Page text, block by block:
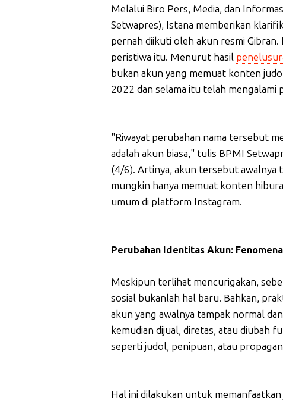
Melalui Biro Pers, Media, dan
Setwapres), Istana memberikan
pernah diikuti oleh akun resmi
peristiwa itu. Menurut hasil
bukan akun yang memuat konten
2022 dan selama itu telah mengalami
"Riwayat perubahan nama tersebut
adalah akun biasa," tulis BPMI
(4/6). Artinya, akun tersebut awalnya
mungkin hanya memuat konten
umum di platform Instagram.
Perubahan Identitas Akun:
Meskipun terlihat mencurigakan,
sosial bukanlah hal baru. Bahkan,
akun yang awalnya tampak normal
kemudian dijual, diretas, atau diubah
seperti judol, penipuan, atau
Hal ini dilakukan untuk